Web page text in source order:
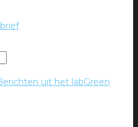
uit het labGreen